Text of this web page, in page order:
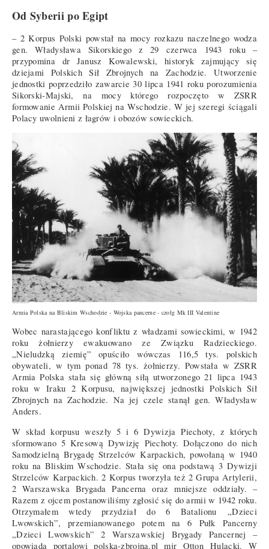
Od Syberii po Egipt
– 2 Korpus Polski powstał na mocy rozkazu naczelnego wodza
gen. Władysława Sikorskiego z 29 czerwca 1943 roku –
przypomina dr Janusz Kowalewski, historyk zajmujący się
dziejami Polskich Sił Zbrojnych na Zachodzie. Utworzenie
jednostki poprzedziło zawarcie 30 lipca 1941 roku porozumienia
Sikorski-Majski, na mocy którego rozpoczęto w ZSRR
formowanie Armii Polskiej na Wschodzie. W jej szeregi ściągali
Polacy uwolnieni z łagrów i obozów sowieckich.
Armia Polska na Bliskim Wschodzie - Wojska pancerne - czołg Mk III Valentine
Wobec narastającego konfliktu z władzami sowieckimi, w 1942
roku żołnierzy ewakuowano ze Związku Radzieckiego.
„Nieludzką ziemię” opuściło wówczas 116,5 tys. polskich
obywateli, w tym ponad 78 tys. żołnierzy. Powstała w ZSRR
Armia Polska stała się główną siłą utworzonego 21 lipca 1943
roku w Iraku 2 Korpusu, największej jednostki Polskich Sił
Zbrojnych na Zachodzie. Na jej czele stanął gen. Władysław
Anders.
W skład korpusu weszły 5 i 6 Dywizja Piechoty, z których
sformowano 5 Kresową Dywizję Piechoty. Dołączono do nich
Samodzielną Brygadę Strzelców Karpackich, powołaną w 1940
roku na Bliskim Wschodzie. Stała się ona podstawą 3 Dywizji
Strzelców Karpackich. 2 Korpus tworzyła też 2 Grupa Artylerii,
2 Warszawska Brygada Pancerna oraz mniejsze oddziały. –
Razem z ojcem postanowiliśmy zgłosić się do armii w 1942 roku.
Otrzymałem wtedy przydział do 6 Batalionu „Dzieci
Lwowskich”, przemianowanego potem na 6 Pułk Pancerny
„Dzieci Lwowskich” 2 Warszawskiej Brygady Pancernej –
opowiada portalowi polska-zbrojna.pl mjr Otton Hulacki. W